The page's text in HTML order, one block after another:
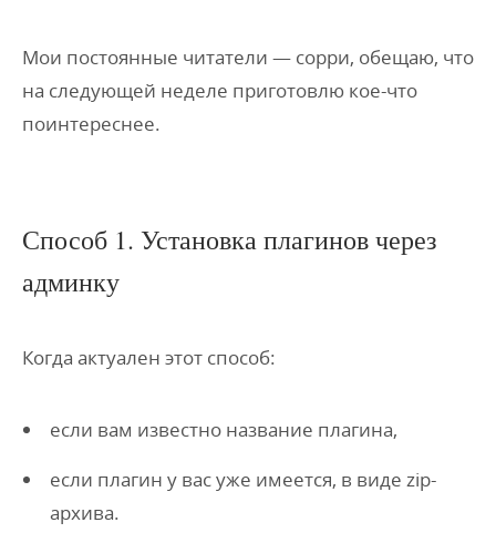
Мои постоянные читатели — сорри, обещаю, что
на следующей неделе приготовлю кое-что
поинтереснее.
Способ 1. Установка плагинов через
админку
Когда актуален этот способ:
если вам известно название плагина,
если плагин у вас уже имеется, в виде zip-
архива.